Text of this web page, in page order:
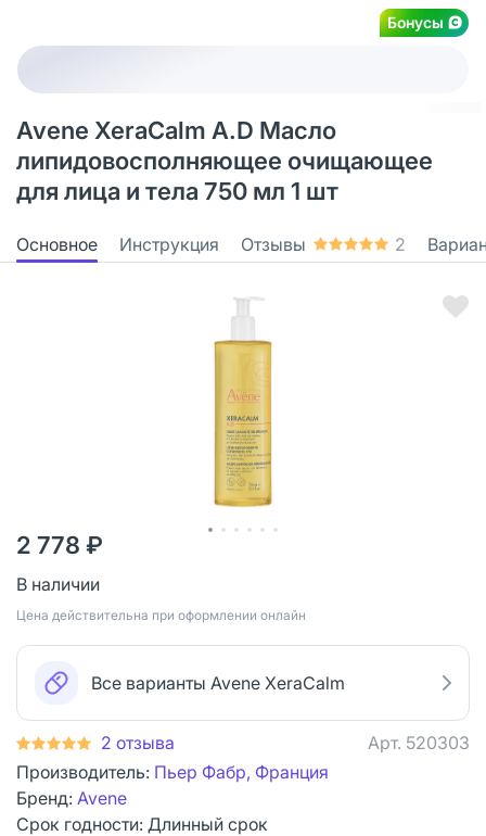
Бонусы
Avene XeraCalm A.D Масло
липидовосполняющее очищающее
для лица и тела 750 мл 1 шт
Основное Инструкция Отзывы 2
2 778 ₽
В наличии
Цена действительна при оформлении онлайн
Все варианты Avene XeraCalm
2 отзыва Арт. 520303
Производитель: Пьер Фабр, Франция
Бренд: Avene
Срок годности: Длинный срок